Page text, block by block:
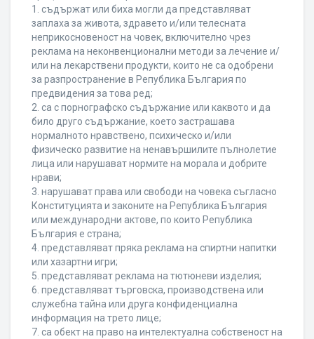
1. съдържат или биха могли да представляват
заплаха за живота, здравето и/или телесната
неприкосновеност на човек, включително чрез
реклама на неконвенционални методи за лечение и/
или на лекарствени продукти, които не са одобрени
за разпространение в Република България по
предвидения за това ред;
2. са с порнографско съдържание или каквото и да
било друго съдържание, което застрашава
нормалното нравствено, психическо и/или
физическо развитие на ненавършилите пълнолетие
лица или нарушават нормите на морала и добрите
нрави;
3. нарушават права или свободи на човека съгласно
Конституцията и законите на Република България
или международни актове, по които Република
България е страна;
4. представляват пряка реклама на спиртни напитки
или хазартни игри;
5. представляват реклама на тютюневи изделия;
6. представляват търговска, производствена или
служебна тайна или друга конфиденциална
информация на трето лице;
7. са обект на право на интелектуална собственост на